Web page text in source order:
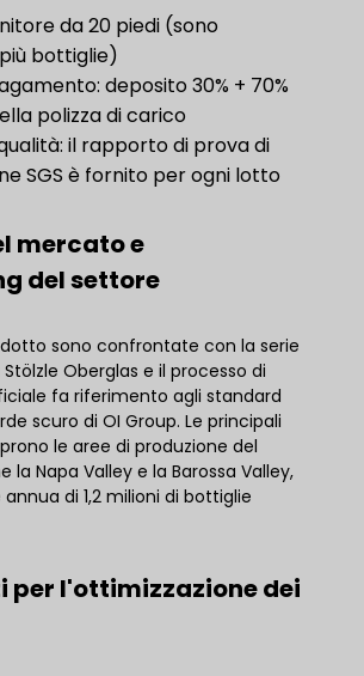
da 20 piedi (sono
bottiglie)
deposito 30% + 70%
polizza di carico
il rapporto di prova di
SGS è fornito per ogni lotto
mercato e
del settore
sono confrontate con la serie
Oberglas e il processo di
fa riferimento agli standard
scuro di OI Group. Le principali
le aree di produzione del
la Napa Valley e la Barossa Valley,
di 1,2 milioni di bottiglie
per l'ottimizzazione dei